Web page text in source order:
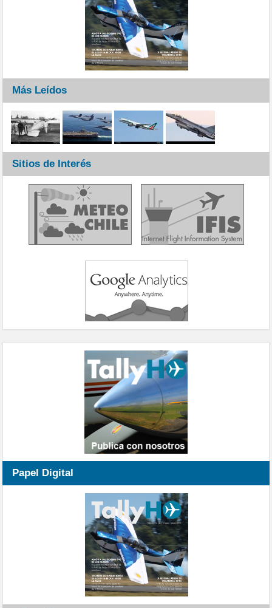
Más Leídos
Sitios de Interés
Papel Digital